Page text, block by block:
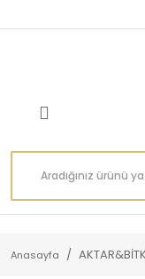
Anasayfa